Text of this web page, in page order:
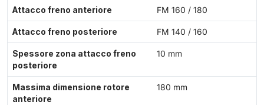
Attacco freno anteriore FM 160 / 180
Attacco freno posteriore FM 140 / 160
Spessore zona attacco freno
posteriore
10 mm
Massima dimensione rotore
anteriore
180 mm